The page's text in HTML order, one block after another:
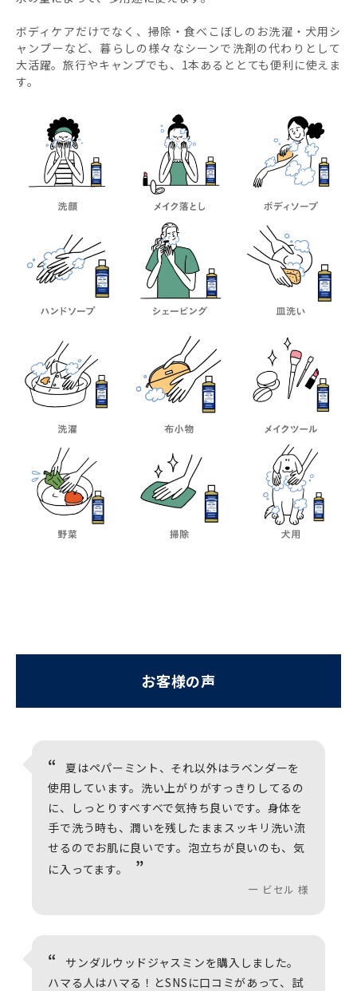
ボディケアだけでなく、掃除・食べこぼしのお洗濯・犬用シ
ャンプーなど、暮らしの様々なシーンで洗剤の代わりとして
大活躍。旅行やキャンプでも、1本あるととても便利に使えま
す。
お客様の声
夏はペパーミント、それ以外はラベンダーを
使用しています。洗い上がりがすっきりしてるの
に、しっとりすべすべで気持ち良いです。身体を
手で洗う時も、潤いを残したままスッキリ洗い流
せるのでお肌に良いです。泡立ちが良いのも、気
に入ってます。
ビセル 様
サンダルウッドジャスミンを購入しました。
ハマる人はハマる！とSNSに口コミがあって、試